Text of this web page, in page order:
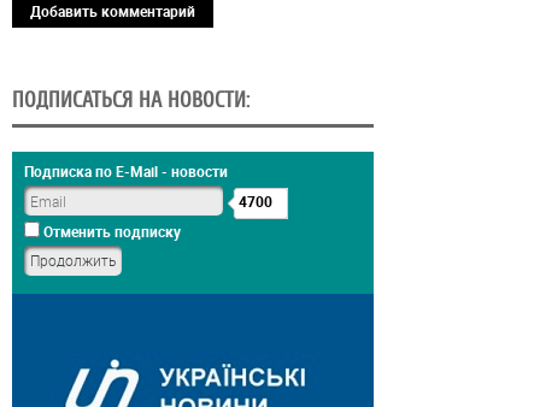
Добавить комментарий
ПОДПИСАТЬСЯ НА НОВОСТИ:
Подписка по E-Mail - новости
4700
Отменить подписку